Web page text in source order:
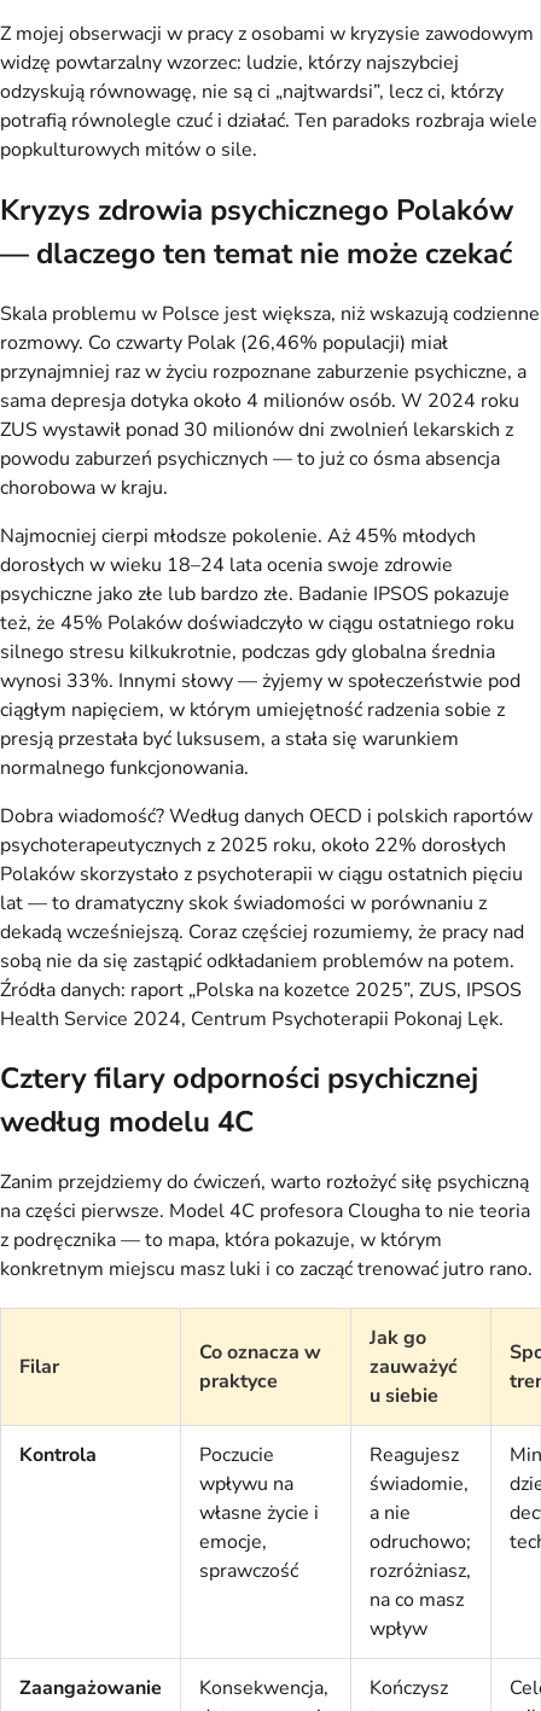
Z mojej obserwacji w pracy z osobami w kryzysie zawodowym
widzę powtarzalny wzorzec: ludzie, którzy najszybciej
odzyskują równowagę, nie są ci „najtwardsi”, lecz ci, którzy
potrafią równolegle czuć i działać. Ten paradoks rozbraja wiele
popkulturowych mitów o sile.
Kryzys zdrowia psychicznego Polaków
— dlaczego ten temat nie może czekać
Skala problemu w Polsce jest większa, niż wskazują codzienne
rozmowy. Co czwarty Polak (26,46% populacji) miał
przynajmniej raz w życiu rozpoznane zaburzenie psychiczne, a
sama depresja dotyka około 4 milionów osób. W 2024 roku
ZUS wystawił ponad 30 milionów dni zwolnień lekarskich z
powodu zaburzeń psychicznych — to już co ósma absencja
chorobowa w kraju.
Najmocniej cierpi młodsze pokolenie. Aż 45% młodych
dorosłych w wieku 18–24 lata ocenia swoje zdrowie
psychiczne jako złe lub bardzo złe. Badanie IPSOS pokazuje
też, że 45% Polaków doświadczyło w ciągu ostatniego roku
silnego stresu kilkukrotnie, podczas gdy globalna średnia
wynosi 33%. Innymi słowy — żyjemy w społeczeństwie pod
ciągłym napięciem, w którym umiejętność radzenia sobie z
presją przestała być luksusem, a stała się warunkiem
normalnego funkcjonowania.
Dobra wiadomość? Według danych OECD i polskich raportów
psychoterapeutycznych z 2025 roku, około 22% dorosłych
Polaków skorzystało z psychoterapii w ciągu ostatnich pięciu
lat — to dramatyczny skok świadomości w porównaniu z
dekadą wcześniejszą. Coraz częściej rozumiemy, że pracy nad
sobą nie da się zastąpić odkładaniem problemów na potem.
Źródła danych: raport „Polska na kozetce 2025”, ZUS, IPSOS
Health Service 2024, Centrum Psychoterapii Pokonaj Lęk.
Cztery filary odporności psychicznej
według modelu 4C
Zanim przejdziemy do ćwiczeń, warto rozłożyć siłę psychiczną
na części pierwsze. Model 4C profesora Clougha to nie teoria
z podręcznika — to mapa, która pokazuje, w którym
konkretnym miejscu masz luki i co zacząć trenować jutro rano.
Filar
Co oznacza w
praktyce
Jak go
zauważyć
u siebie
Kontrola
Poczucie
wpływu na
własne życie i
emocje,
sprawczość
Reagujesz
świadomie,
a nie
odruchowo;
rozróżniasz,
na co masz
wpływ
Zaangażowanie
Konsekwencja,
Kończysz